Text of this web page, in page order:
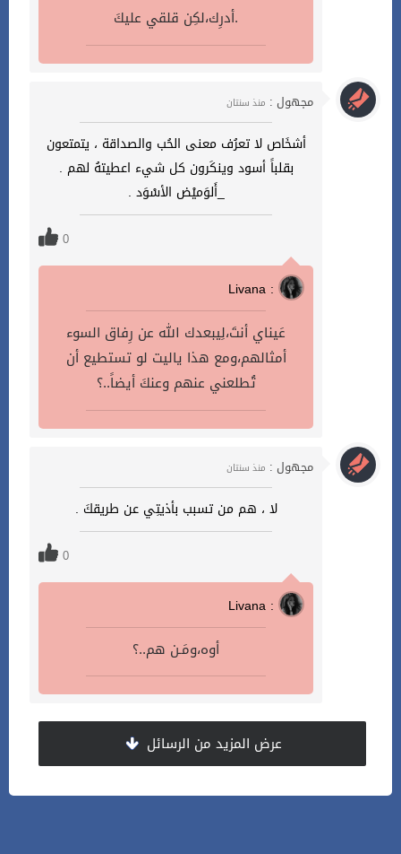
أدرِك،لكِن قلقي عليكَ.
مجهول : منذ سنتان
أشخَاص لا تعرُف معنى الحُب والصداقة ، يتمتعون
بقلباً أسود وينكَرون كل شيء اعطيتهُ لهم .
_أَلوَميْض الأسْوَد .
0
Livana :
عَيناي أنتَ،لِيبعدك الله عن رِفاق السوء
أمثالهم،ومع هذا ياليت لو تستطيع أن
تُطلعني عنهم وعنكَ أيضاً..؟
مجهول : منذ سنتان
لا ، هم من تسبب بأذيتِي عن طريقكَ .
0
Livana :
أوه،ومَـن هم..؟
عرض المزيد من الرسائل